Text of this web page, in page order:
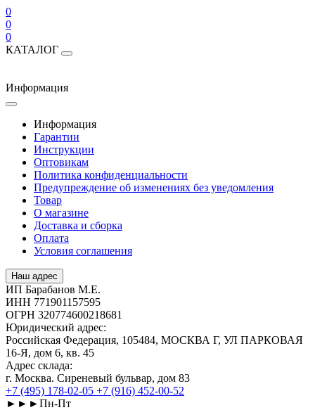
0
0
0
КАТАЛОГ
Информация
Информация
Гарантии
Инструкции
Оптовикам
Политика конфиденциальности
Предупреждение об изменениях без уведомления
Товар
О магазине
Доставка и сборка
Оплата
Условия соглашения
Наш адрес
ИП Барабанов М.Е.
ИНН 771901157595
ОГРН 320774600218681
Юридический адрес:
Российская Федерация, 105484, МОСКВА Г, УЛ ПАРКОВАЯ
16-Я, дом 6, кв. 45
Адрес склада:
г. Москва. Сиреневый бульвар, дом 83
+7 (495) 178-02-05 +7 (916) 452-00-52
►►►Пн-Пт